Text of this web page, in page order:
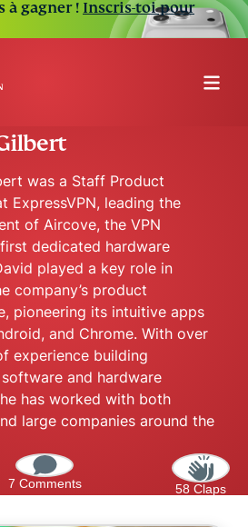
à gagner ! Inscris-toi pour
was a Staff Product
ExpressVPN, leading the
of Aircove, the VPN
first dedicated hardware
played a key role in
company’s product
pioneering its intuitive apps
and Chrome. With over
experience building
and hardware
has worked with both
large companies around the
7 Comments 58 Claps